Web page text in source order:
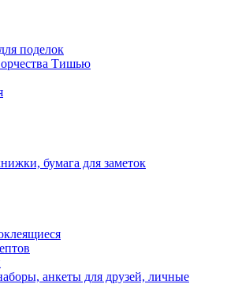
поделок
Тишью
бумага для заметок
анкеты для друзей, личные